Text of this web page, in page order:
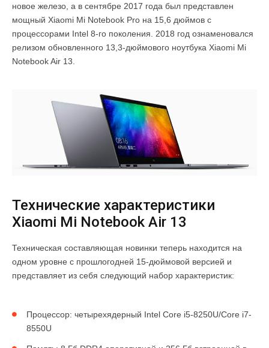
новое железо, а в сентябре 2017 года был представлен
мощный Xiaomi Mi Notebook Pro на 15,6 дюймов с
процессорами Intel 8-го поколения. 2018 год ознаменовался
релизом обновленного 13,3-дюймового ноутбука Xiaomi Mi
Notebook Air 13.
Технические характеристики
Xiaomi Mi Notebook Air 13
Техническая составляющая новинки теперь находится на
одном уровне с прошлогодней 15-дюймовой версией и
представляет из себя следующий набор характеристик:
Процессор: четырехядерный Intel Core i5-8250U/Core i7-
8550U